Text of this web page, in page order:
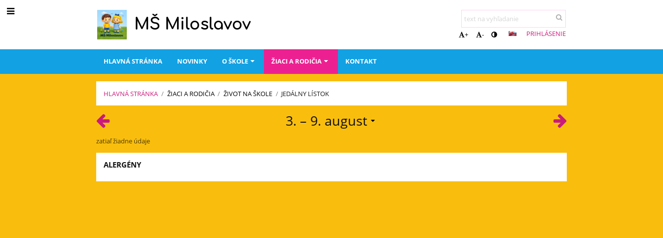
MŠ Miloslavov
+ - PRIHLÁSENIE
HLAVNÁ STRÁNKA NOVINKY O ŠKOLE ŽIACI A RODIČIA KONTAKT
HLAVNÁ STRÁNKA / ŽIACI A RODIČIA / ŽIVOT NA ŠKOLE / JEDÁLNY LÍSTOK
Jedálny
lístok
3. – 9. august
zatiaľ žiadne údaje
ALERGÉNY